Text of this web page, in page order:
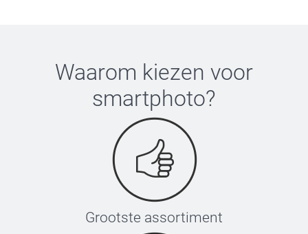
Waarom kiezen voor
smartphoto?
Grootste assortiment